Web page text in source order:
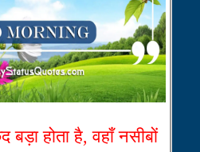
बड़ा होता है, वहाँ नसीबों